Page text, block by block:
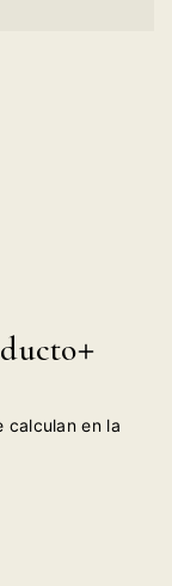
calculan en la